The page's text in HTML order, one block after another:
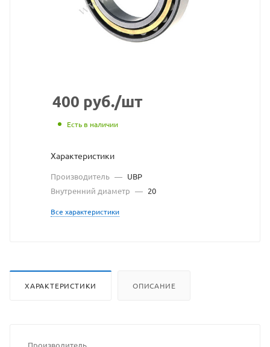
https://
ссылке
разрешения
владельца
400 руб./шт
Есть в наличии
Характеристики
Производитель — UBP
Внутренний диаметр — 20
Все характеристики
ХАРАКТЕРИСТИКИ ОПИСАНИЕ
Производитель